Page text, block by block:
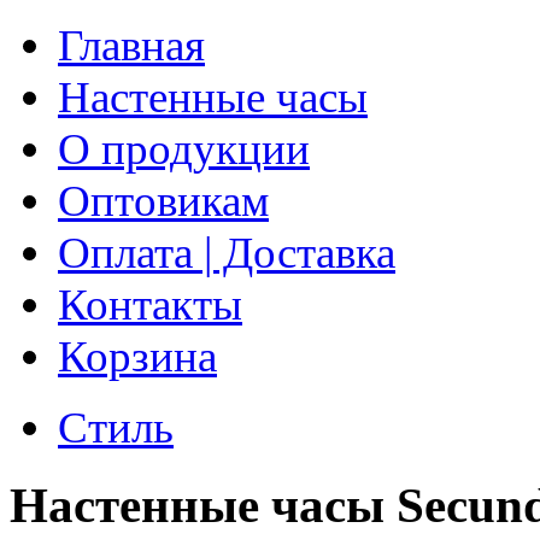
Главная
Настенные часы
О продукции
Оптовикам
Оплата | Доставка
Контакты
Корзина
Стиль
Настенные часы